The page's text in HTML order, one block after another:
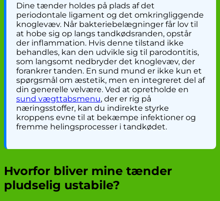
Dine tænder holdes på plads af det
periodontale ligament og det omkringliggende
knoglevæv. Når bakteriebelægninger får lov til
at hobe sig op langs tandkødsranden, opstår
der inflammation. Hvis denne tilstand ikke
behandles, kan den udvikle sig til parodontitis,
som langsomt nedbryder det knoglevæv, der
forankrer tanden. En sund mund er ikke kun et
spørgsmål om æstetik, men en integreret del af
din generelle velvære. Ved at opretholde en
sund vægttabsmenu, der er rig på
næringsstoffer, kan du indirekte styrke
kroppens evne til at bekæmpe infektioner og
fremme helingsprocesser i tandkødet.
Hvorfor bliver mine tænder
pludselig ustabile?